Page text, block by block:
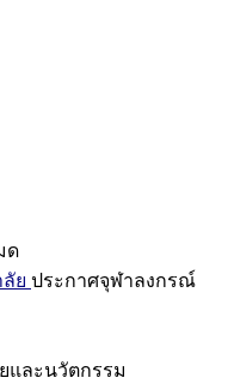
ด
ย ประกาศจุฬาลงกรณ์
และนวัตกรรม